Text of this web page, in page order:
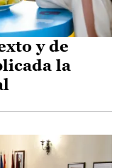
y de
la